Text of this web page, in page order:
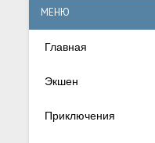
МЕНЮ
Главная
Экшен
Приключения